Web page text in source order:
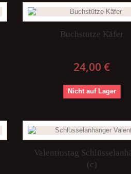
Buchstütze Käfer
24,00 €
Nicht auf Lager
Valentinstag
(c)